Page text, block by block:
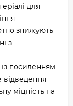
для
знижують
з
посиленням
міцність на